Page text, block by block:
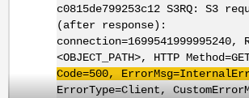
c0815de799253c12 S3RQ: S3
(after response):
connection=1699541999995240,
<OBJECT_PATH>, HTTP
Code=500,
ErrorType=Client,